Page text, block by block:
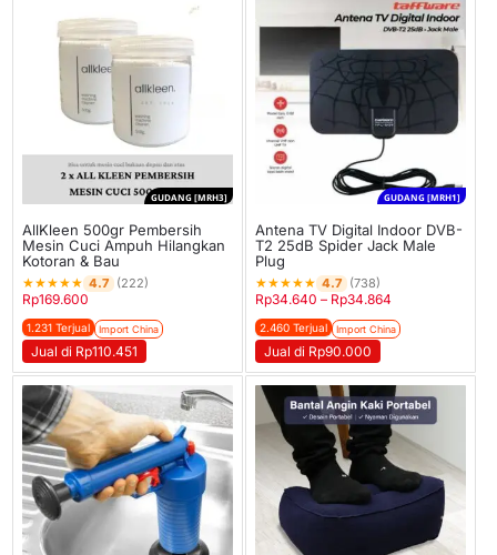
GUDANG [MRH3]
AllKleen 500gr Pembersih
Mesin Cuci Ampuh Hilangkan
Kotoran & Bau
★★★★★ 4.7 (222)
Rp169.600
1.231 Terjual Import China
Jual di Rp110.451
GUDANG [MRH1]
Antena TV Digital Indoor DVB-
T2 25dB Spider Jack Male
Plug
★★★★★ 4.7 (738)
Rp34.640 – Rp34.864
2.460 Terjual Import China
Jual di Rp90.000